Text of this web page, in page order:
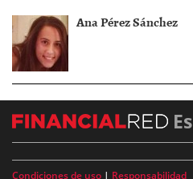
Ana Pérez Sánchez
Condiciones de uso | Responsabilidad